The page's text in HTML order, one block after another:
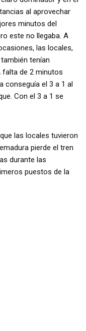
al aprovechar
minutos del
este no llegaba. A
las locales,
tenían
falta de 2 minutos
conseguía el 3 a 1 al
Con el 3 a 1 se
las locales tuvieron
pierde el tren
durante las
puestos de la